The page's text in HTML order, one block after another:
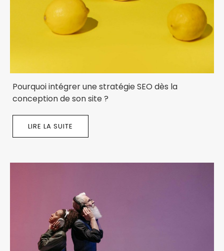
Pourquoi intégrer une stratégie SEO dès la
conception de son site ?
LIRE LA SUITE